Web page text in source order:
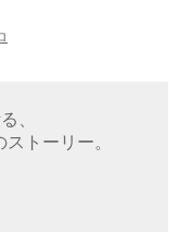
、
トーリー。